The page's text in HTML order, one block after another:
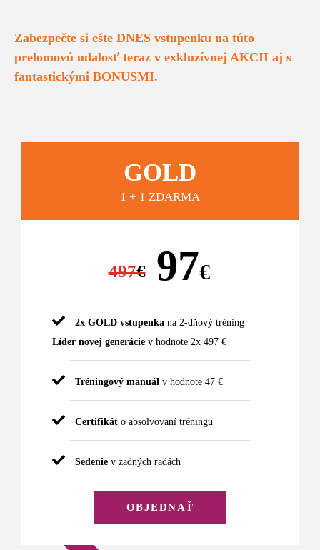
Zabezpečte si ešte DNES vstupenku na túto
prelomovú udalosť teraz v exkluzívnej AKCII aj s
fantastickými BONUSMI.
GOLD
1 + 1 ZDARMA
497€ 97€
2x GOLD vstupenkana 2-dňový tréning
Líder novej generáciev hodnote 2x 497 €
Tréningový manuál v hodnote 47 €
Certifikáto absolvovaní tréningu
Sedeniev zadných radách
OBJEDNAŤ